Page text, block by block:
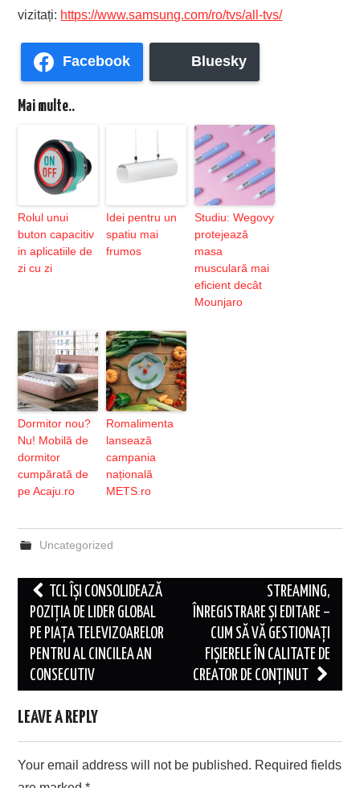
vizitați: https://www.samsung.com/ro/tvs/all-tvs/
Facebook Bluesky
Mai multe..
Rolul unui
buton capacitiv
in aplicatiile de
zi cu zi
Idei pentru un
spatiu mai
frumos
Studiu: Wegovy
protejează
masa
musculară mai
eficient decât
Mounjaro
Dormitor nou?
Nu! Mobilă de
dormitor
cumpărată de
pe Acaju.ro
Romalimenta
lansează
campania
națională
METS.ro
Uncategorized
Post
navigation
TCL ÎȘI CONSOLIDEAZĂ
POZIȚIA DE LIDER GLOBAL
PE PIAȚA TELEVIZOARELOR
PENTRU AL CINCILEA AN
CONSECUTIV
STREAMING,
ÎNREGISTRARE ȘI EDITARE –
CUM SĂ VĂ GESTIONAȚI
FIȘIERELE ÎN CALITATE DE
CREATOR DE CONȚINUT
LEAVE A REPLY
Your email address will not be published. Required fields